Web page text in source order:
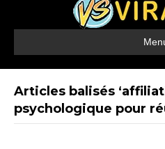
Articles balisés
psychologique pour